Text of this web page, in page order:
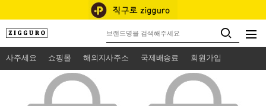
사주세요 쇼핑몰 해외지사주소 국제배송료 회원가입